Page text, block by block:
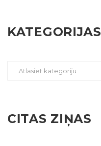
KATEGORIJAS
CITAS ZIŅAS